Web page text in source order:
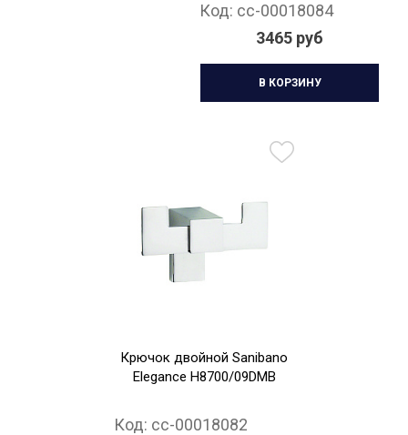
Код: cc-00018084
3465 руб
В КОРЗИНУ
Крючок двойной Sanibano
Elegance H8700/09DMB
Код: cc-00018082